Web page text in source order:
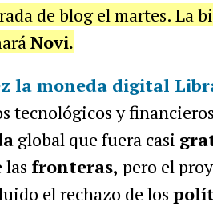
de blog el martes. La
Novi.
la moneda digital
tecnológicos y
global que fuera casi
las fronteras, pero el
el rechazo de los